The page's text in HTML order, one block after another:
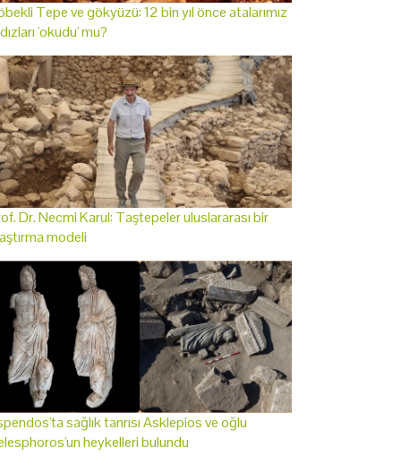
Tepe ve gökyüzü: 12 bin yıl önce atalarımız
'okudu' mu?
Dr. Necmi Karul: Taştepeler uluslararası bir
modeli
sağlık tanrısı Asklepios ve oğlu
heykelleri bulundu